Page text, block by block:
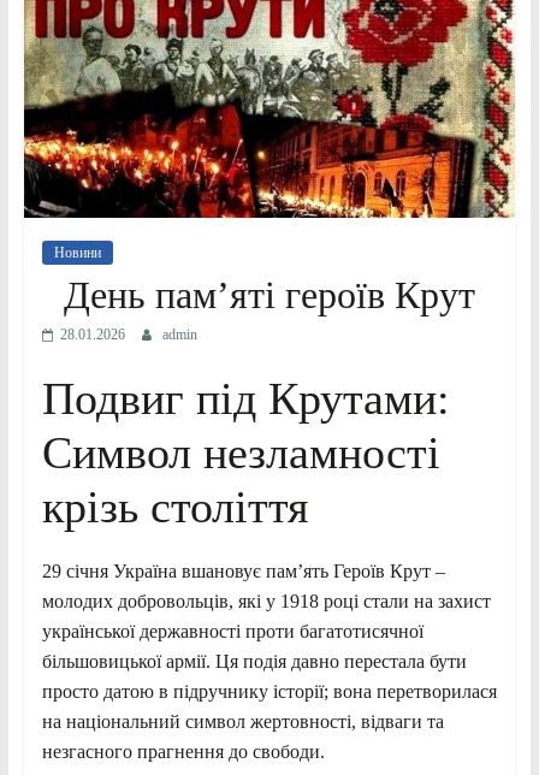
Новини
День пам’яті героїв Крут
28.01.2026 admin
Подвиг під Крутами:
Символ незламності
крізь століття
29 січня Україна вшановує пам’ять Героїв Крут –
молодих добровольців, які у 1918 році стали на захист
української державності проти багатотисячної
більшовицької армії. Ця подія давно перестала бути
просто датою в підручнику історії; вона перетворилася
на національний символ жертовності, відваги та
незгасного прагнення до свободи.